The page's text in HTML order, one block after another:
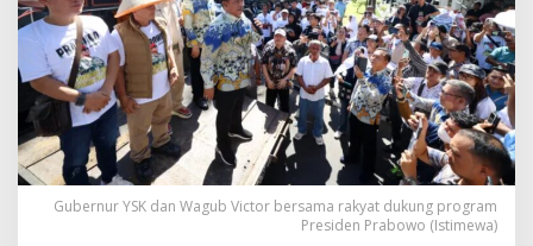
l
a
r
A
k
s
i
D
a
m
Gubernur YSK dan Wagub Victor bersama rakyat dukung program
Presiden Prabowo (Istimewa)